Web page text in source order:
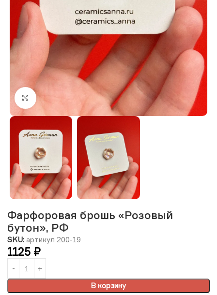
Нажмите, чтобы увеличить изображение
Фарфоровая брошь «Розовый
бутон», РФ
SKU: артикул 200-19
1125 ₽
В корзину